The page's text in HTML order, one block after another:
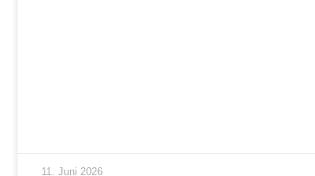
11. Juni 2026